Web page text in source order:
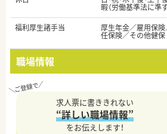
暇（労働基準法に準
福利厚生諸手当
厚生年金／雇用保
任保険／その他健保
職場情報
求人票に書ききれない
“詳しい職場情報”
をお伝えします！